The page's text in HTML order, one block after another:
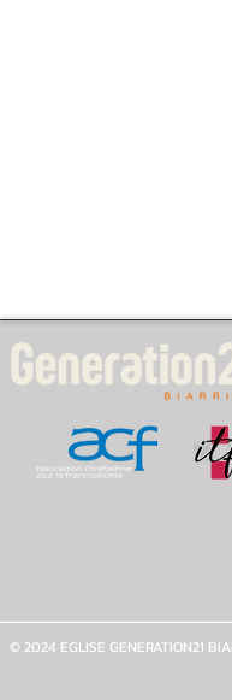
© 2024 EGLISE GENERATION21